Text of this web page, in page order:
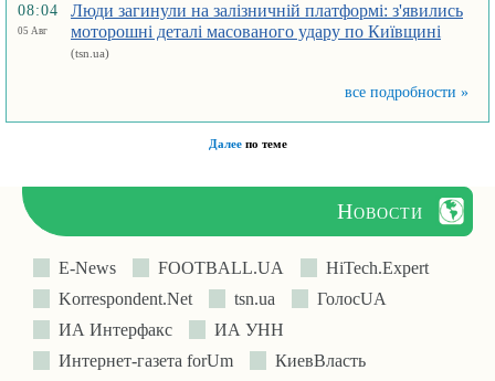
08:04
05 Авг
Люди загинули на залізничній платформі: з'явились
моторошні деталі масованого удару по Київщині
(tsn.ua)
все подробности »
Далеепо теме
Новости
E-News FOOTBALL.UA
HiTech.Expert
Korrespondent.Net
tsn.ua
ГолосUA
ИА Интерфакс
ИА УНН
Интернет-газета forUm
КиевВласть